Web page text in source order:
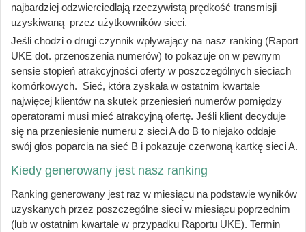
najbardziej odzwierciedlają rzeczywistą prędkość transmisji
uzyskiwaną przez użytkowników sieci.
Jeśli chodzi o drugi czynnik wpływający na nasz ranking (Raport
UKE dot. przenoszenia numerów) to pokazuje on w pewnym
sensie stopień atrakcyjności oferty w poszczególnych sieciach
komórkowych. Sieć, która zyskała w ostatnim kwartale
najwięcej klientów na skutek przeniesień numerów pomiędzy
operatorami musi mieć atrakcyjną ofertę. Jeśli klient decyduje
się na przeniesienie numeru z sieci A do B to niejako oddaje
swój głos poparcia na sieć B i pokazuje czerwoną kartkę sieci A.
Kiedy generowany jest nasz ranking
Ranking generowany jest raz w miesiącu na podstawie wyników
uzyskanych przez poszczególne sieci w miesiącu poprzednim
(lub w ostatnim kwartale w przypadku Raportu UKE). Termin